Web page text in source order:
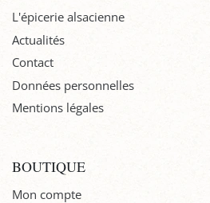
L'épicerie alsacienne
Actualités
Contact
Données personnelles
Mentions légales
BOUTIQUE
Mon compte